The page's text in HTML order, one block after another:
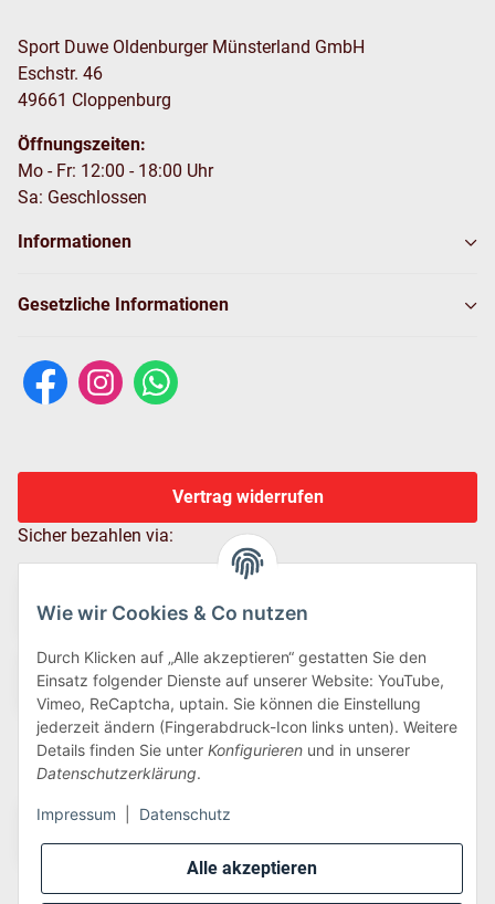
Alle akzeptieren
Wie wir Cookies & Co nutzen
Durch Klicken auf „Alle akzeptieren“ gestatten Sie den
Einsatz folgender Dienste auf unserer Website: YouTube,
Vimeo, ReCaptcha, uptain. Sie können die Einstellung
jederzeit ändern (Fingerabdruck-Icon links unten). Weitere
Details finden Sie unter Konfigurieren und in unserer
Datenschutzerklärung.
Impressum Datenschutz
Sport Duwe Oldenburger Münsterland GmbH
Eschstr. 46
49661 Cloppenburg
Öffnungszeiten:
Mo - Fr: 12:00 - 18:00 Uhr
Sa: Geschlossen
Informationen
Gesetzliche Informationen
Vertrag widerrufen
Sicher bezahlen via:
Wir versenden via: